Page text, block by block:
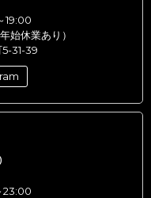
19:00
始休業あり）
31-39
23:00